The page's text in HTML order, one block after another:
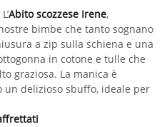
Abito scozzese Irene,
bimbe che tanto sognano
a zip sulla schiena e una
in cotone e tulle che
graziosa. La manica è
delizioso sbuffo, ideale per